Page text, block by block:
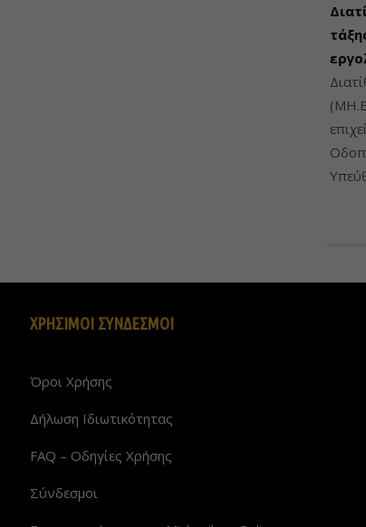
ΧΡΗΣΙΜΟΙ ΣΥΝΔΕΣΜΟΙ
Όροι Χρήσης
Δήλωση Ιδιωτικότητας
FAQ – Οδηγίες Χρήσης
Σύνδεσμοι